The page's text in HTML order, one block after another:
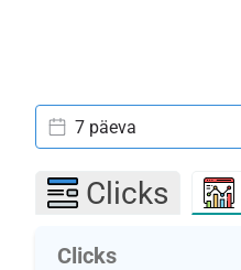
7 päeva
Clicks
Clicks